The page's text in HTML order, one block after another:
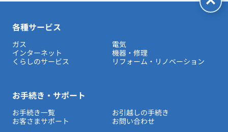
各種サービス
ガス
電気
インターネット
機器・修理
くらしのサービス
リフォーム・リノベーション
お手続き・サポート
お手続き一覧
お引越しの手続き
お客さまサポート
お問い合わせ